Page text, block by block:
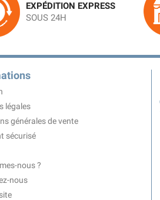
EXPÉDITION EXPRESS
SOUS 24H
légales
générales de vente
sécurisé
nous ?
nous